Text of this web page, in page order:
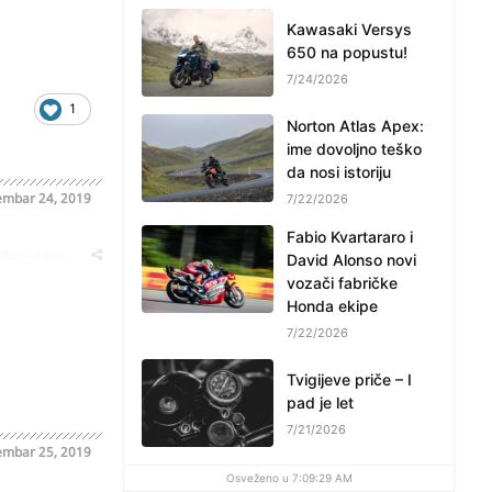
1
24, 2019
25, 2019
Kawasaki Versys
650 na popustu!
7/24/2026
Norton Atlas Apex:
ime dovoljno teško
da nosi istoriju
7/22/2026
Fabio Kvartararo i
David Alonso novi
vozači fabričke
Honda ekipe
7/22/2026
Tvigijeve priče – I
pad je let
7/21/2026
Osveženo u 7:09:29 AM